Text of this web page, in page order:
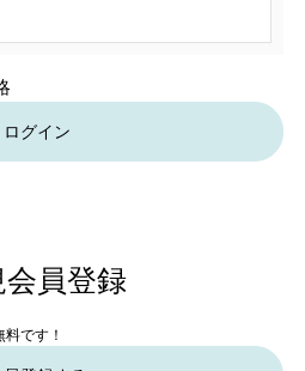
ログイン
会員登録
です！